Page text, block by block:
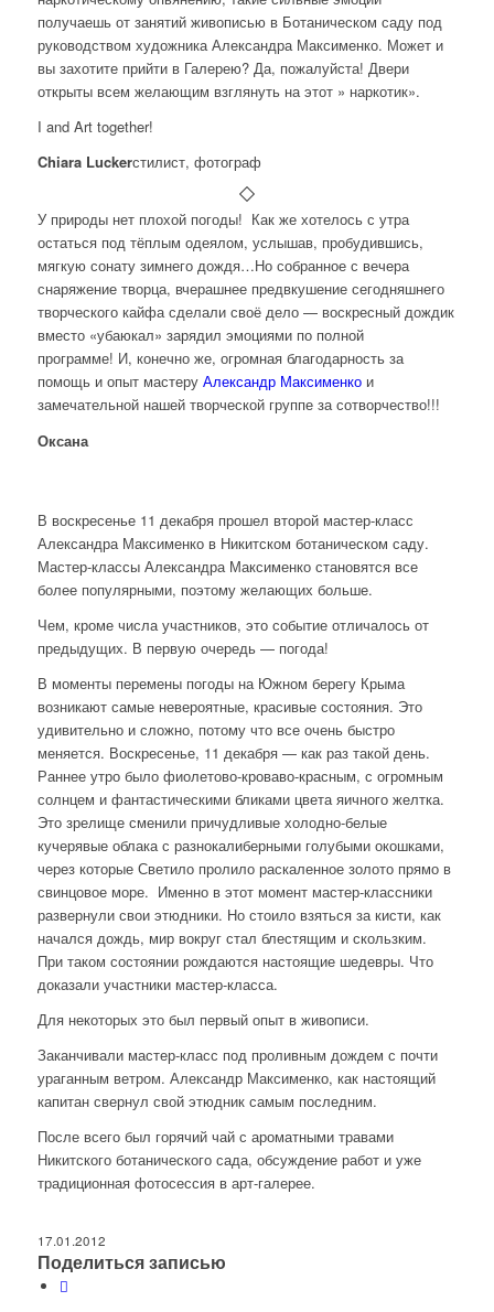
получаешь от занятий живописью в Ботаническом саду под
руководством художника Александра Максименко. Может и
вы захотите прийти в Галерею? Да, пожалуйста! Двери
открыты всем желающим взглянуть на этот » наркотик».
I and Art together!
Chiara Luckerстилист, фотограф
У природы нет плохой погоды! Как же хотелось с утра
остаться под тёплым одеялом, услышав, пробудившись,
мягкую сонату зимнего дождя…Но собранное с вечера
снаряжение творца, вчерашнее предвкушение сегодняшнего
творческого кайфа сделали своё дело — воскресный дождик
вместо «убаюкал» зарядил эмоциями по полной
программе! И, конечно же, огромная благодарность за
помощь и опыт мастеру Александр Максименкои
замечательной нашей творческой группе за сотворчество!!!
Оксана
В воскресенье 11 декабря прошел второй мастер-класс
Александра Максименко в Никитском ботаническом саду.
Мастер-классы Александра Максименко становятся все
более популярными, поэтому желающих больше.
Чем, кроме числа участников, это событие отличалось от
предыдущих. В первую очередь — погода!
В моменты перемены погоды на Южном берегу Крыма
возникают самые невероятные, красивые состояния. Это
удивительно и сложно, потому что все очень быстро
меняется. Воскресенье, 11 декабря — как раз такой день.
Раннее утро было фиолетово-кроваво-красным, с огромным
солнцем и фантастическими бликами цвета яичного желтка.
Это зрелище сменили причудливые холодно-белые
кучерявые облака с разнокалиберными голубыми окошками,
через которые Светило пролило раскаленное золото прямо в
свинцовое море. Именно в этот момент мастер-классники
развернули свои этюдники. Но стоило взяться за кисти, как
начался дождь, мир вокруг стал блестящим и скользким.
При таком состоянии рождаются настоящие шедевры. Что
доказали участники мастер-класса.
Для некоторых это был первый опыт в живописи.
Заканчивали мастер-класс под проливным дождем с почти
ураганным ветром. Александр Максименко, как настоящий
капитан свернул свой этюдник самым последним.
После всего был горячий чай с ароматными травами
Никитского ботанического сада, обсуждение работ и уже
традиционная фотосессия в арт-галерее.
17.01.2012
Поделиться записью